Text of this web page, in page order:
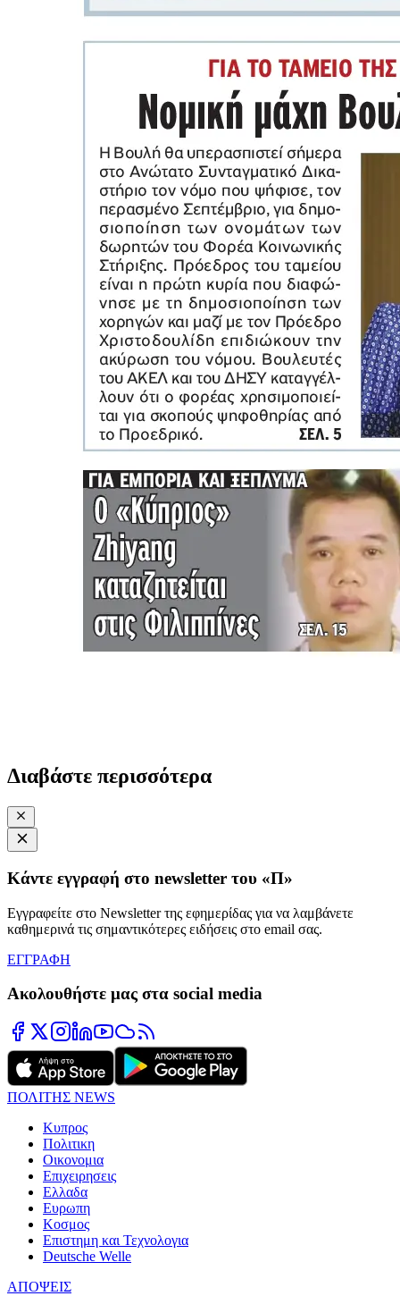
Διαβάστε περισσότερα
Κάντε εγγραφή στο newsletter του «Π»
Εγγραφείτε στο Newsletter της εφημερίδας για να λαμβάνετε
καθημερινά τις σημαντικότερες ειδήσεις στο email σας.
ΕΓΓΡΑΦΗ
Ακολουθήστε μας στα social media
ΠΟΛΙΤΗΣ NEWS
Κυπρος
Πολιτικη
Οικονομια
Επιχειρησεις
Ελλαδα
Ευρωπη
Κοσμος
Επιστημη και Τεχνολογια
Deutsche Welle
ΑΠΟΨΕΙΣ